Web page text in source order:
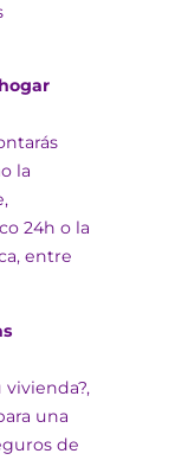
la
24h o la
entre
una
de